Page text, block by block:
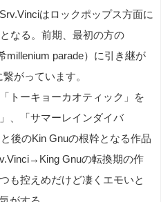
はロックポップス方面に
なる。前期、最初の方の
millenium parade）に引き継が
がっています。
トーキョーカオティック」を
、「サマーレインダイバ
後のKin Gnuの根幹となる作品
Gnuの転換期の作
も控えめだけど凄くエモいと